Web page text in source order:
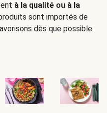
à la qualité ou à la
sont importés de
dès que possible